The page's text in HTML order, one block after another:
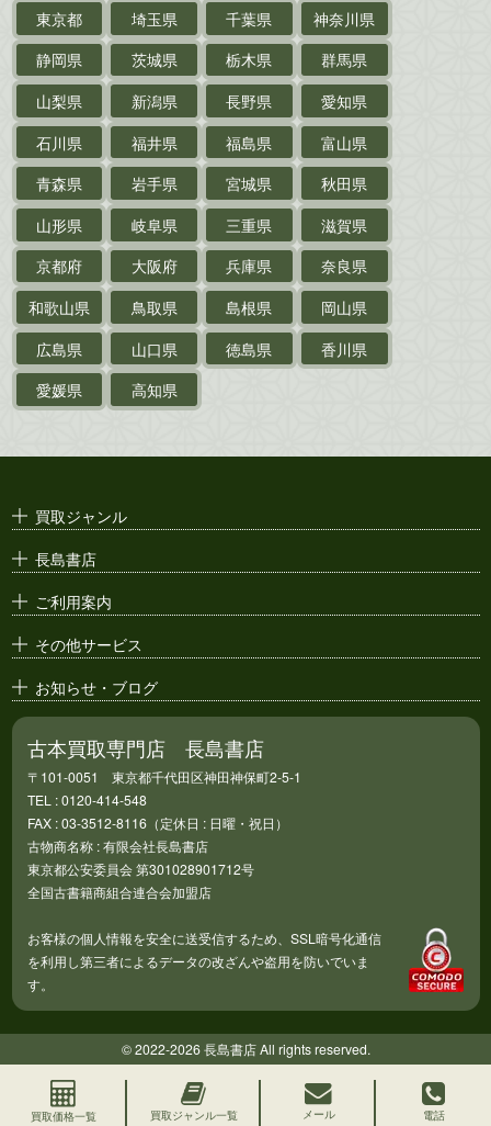
買取価格一覧 買取ジャンル一覧 メール 電話
サイン色紙
作家草稿・原稿・肉筆物
探偵小説・推理小説
乗物
鉄道・
電車・バス
戦前・戦中の紙物・資料
絵葉書
支那・満洲・朝鮮・
台湾関係古資料
ポスター・チラシ・
東京都 埼玉県 千葉県
神奈川県
静岡県
茨城県 栃木県
群馬県
山梨県
新潟県 長野県
愛知県
石川県
福井県 福島県
富山県
青森県
岩手県 宮城県
秋田県
山形県
岐阜県 三重県
滋賀県
京都府
大阪府 兵庫県
奈良県
和歌山県
鳥取県 島根県
岡山県
広島県
山口県 徳島県
香川県
愛媛県
高知県
買取ジャンル
長島書店
ご利用案内
その他サービス
お知らせ・ブログ
古本買取専門店 長島書店
〒101-0051 東京都千代田区神田神保町2-5-1
TEL : 0120-414-548
FAX : 03-3512-8116（定休日 : 日曜・祝日）
古物商名称 : 有限会社長島書店
東京都公安委員会 第301028901712号
全国古書籍商組合連合会加盟店
お客様の個人情報を安全に送受信するため、SSL暗号化通信
を利用し第三者によるデータの改ざんや盗用を防いでいま
す。
© 2022-2026 長島書店 All rights reserved.